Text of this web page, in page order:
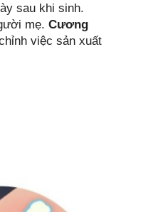
sau khi sinh.
mẹ. Cương
việc sản xuất